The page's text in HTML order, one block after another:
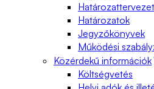
Határozatok
Jegyzőkönyvek
Működési
Közérdekű információk
Költségvetés